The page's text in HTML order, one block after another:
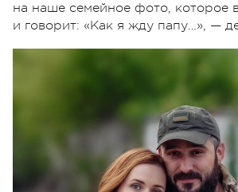
на наше семейное фото, которое
и говорит: «Как я жду папу…», —